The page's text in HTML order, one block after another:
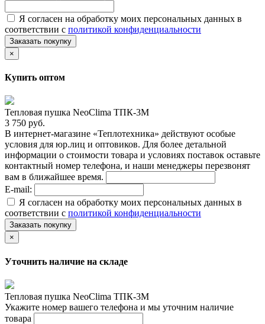
Я согласен на обработку моих персональных данных в
соответствии с политикой конфиденциальности
Заказать покупку
×
Купить оптом
Тепловая пушка NeoClima ТПК-3М
3 750 руб.
В интернет-магазине «Теплотехника» действуют особые
условия для юр.лиц и оптовиков. Для более детальной
информации о стоимости товара и условиях поставок оставьте
контактный номер телефона, и наши менеджеры перезвонят
вам в ближайшее время.
E-mail:
Я согласен на обработку моих персональных данных в
соответствии с политикой конфиденциальности
Заказать покупку
×
Уточнить наличие на складе
Тепловая пушка NeoClima ТПК-3М
Укажите номер вашего телефона и мы уточним наличие
товара